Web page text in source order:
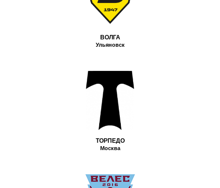
ВОЛГА
Ульяновск
ТОРПЕДО
Москва